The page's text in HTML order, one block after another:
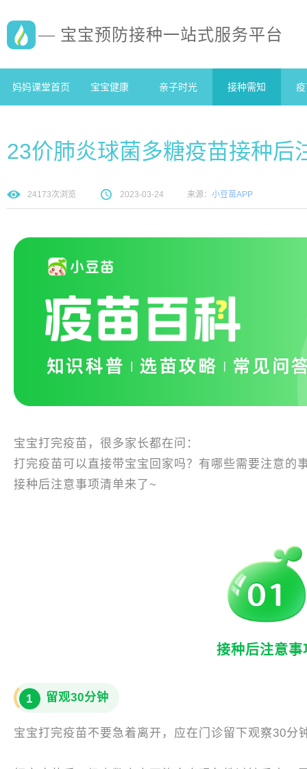
— 宝宝预防接种一站式服务平台
妈妈课堂首页 宝宝健康 亲子时光 接种需知
23价肺炎球菌多糖疫苗接种后
24173次浏览 2023-03-24 来源： 小豆苗APP
宝宝打完疫苗，很多家长都在问：
打完疫苗可以直接带宝宝回家吗？有哪些需要注意的
接种后注意事项清单来了~
接种后注意事
1 留观30分钟
宝宝打完疫苗不要急着离开，应在门诊留下观察30分